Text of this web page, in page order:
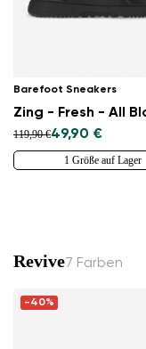
Barefoot Sneakers
Zing - Fresh - All
119,90 €49,90 €
1 Größe auf Lager
Revive7 Farben
-40%